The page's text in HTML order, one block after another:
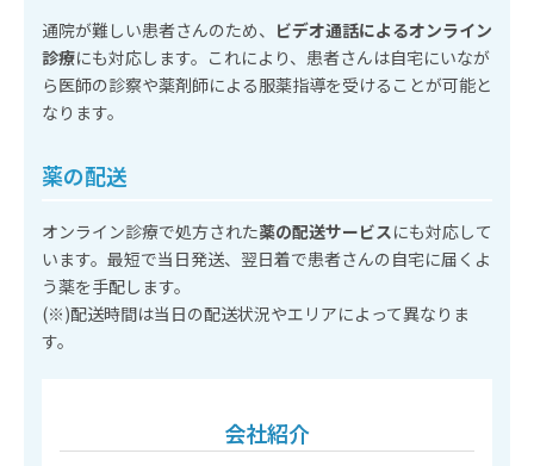
通院が難しい患者さんのため、 ビデオ通話によるオンライン
診療にも対応します。これにより、患者さんは自宅にいなが
ら医師の診察や薬剤師による服薬指導を受けることが可能と
なります。
薬の配送
オンライン診療で処方された薬の配送サービスにも対応して
います。最短で当日発送、翌日着で患者さんの自宅に届くよ
う薬を手配します。
(※)配送時間は当日の配送状況やエリアによって異なりま
す。
会社紹介